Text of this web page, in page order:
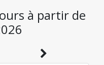
commencez votre
à partir de